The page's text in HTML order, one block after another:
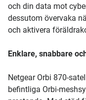
och din data mot
dessutom övervaka
och aktivera
Enklare, snabbare
Netgear Orbi 870-
befintliga Orbi-